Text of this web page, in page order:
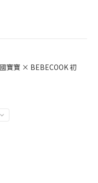
寶寶 × BEBECOOK 初